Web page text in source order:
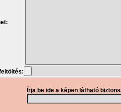
Írja be ide a képen látható